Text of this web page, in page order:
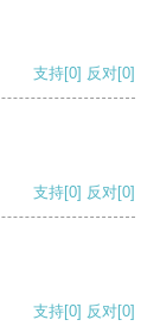
支持[0] 反对[0]
支持[0] 反对[0]
支持[0] 反对[0]